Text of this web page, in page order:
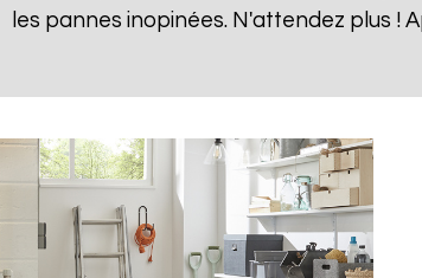
les pannes inopinées. N'attendez plus !